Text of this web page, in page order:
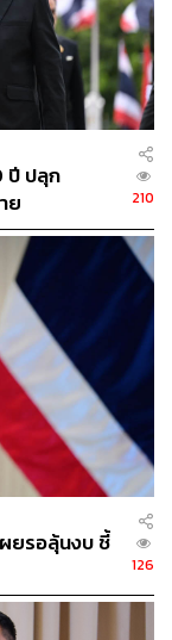
ฉบับใหม่ๆ ที่จะ
ข้าสู่ตลาดใหม่ๆ
นต้น” สุชาติ
พนม
ค้าเสรี (FTA)
ปี ปลุก
ย
210
ผยรอลุ้นงบ ชี้
126